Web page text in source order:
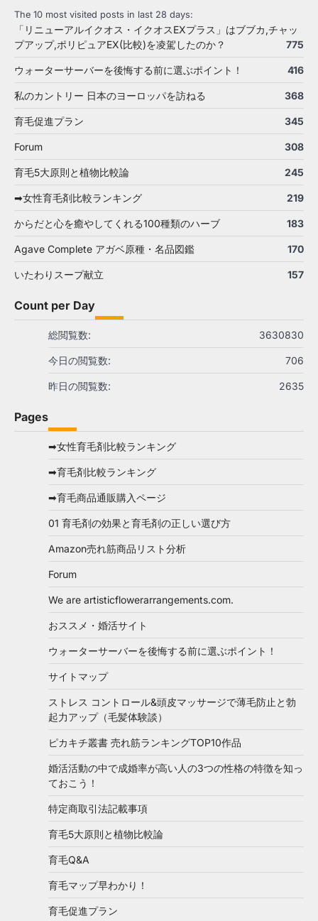
The 10 most visited posts in last 28 days:
「リニューアルイクオス・イクオスEXプラス」はブブカ,チャッ
プアップ,ポリピュアEX(比較)を凌駕したのか？
775
ウォーターサーバーを後悔する前に選ぶポイント！ 416
私のカントリー 日本のヨーロッパを訪ねる 368
育毛促進プラン 345
Forum 308
育毛5大原則と植物比較論 245
➡女性育毛剤比較ランキング 219
からだと心を癒やしてくれる100種類のハーブ 183
Agave Complete アガベ原種・名品図鑑 170
いたわりスープ献立 157
Count per Day
3630830
総閲覧数:
706
今日の閲覧数:
2635
昨日の閲覧数:
Pages
➡女性育毛剤比較ランキング
➡育毛剤比較ランキング
➡育毛商品通販購入ページ
01 育毛剤の効果と育毛剤の正しい選び方
Amazon売れ筋商品リスト分析
Forum
We are artisticflowerarrangements.com.
おススメ・婚活サイト
ウォーターサーバーを後悔する前に選ぶポイント！
サイトマップ
ストレス コントロール&頭皮マッサージで薄毛防止と勃
起力アップ（毛髪体験談）
ピカキチ叢書 売れ筋ランキングTOP10作品
婚活活動の中で成婚率が高い人の3つの性格の特徴を知っ
ておこう！
特定商取引法記載事項
育毛5大原則と植物比較論
育毛Q&A
育毛マップ早わかり！
育毛促進プラン